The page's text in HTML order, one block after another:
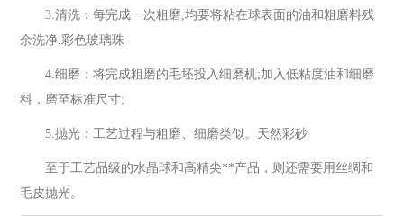
3.清洗：每完成一次粗磨,均要将粘在球表面的油和粗磨料残
余洗净.彩色玻璃珠
4.细磨：将完成粗磨的毛坯投入细磨机;加入低粘度油和细磨
料，磨至标准尺寸;
5.抛光：工艺过程与粗磨、细磨类似。天然彩砂
至于工艺品级的水晶球和高精尖**产品，则还需要用丝绸和
毛皮抛光。